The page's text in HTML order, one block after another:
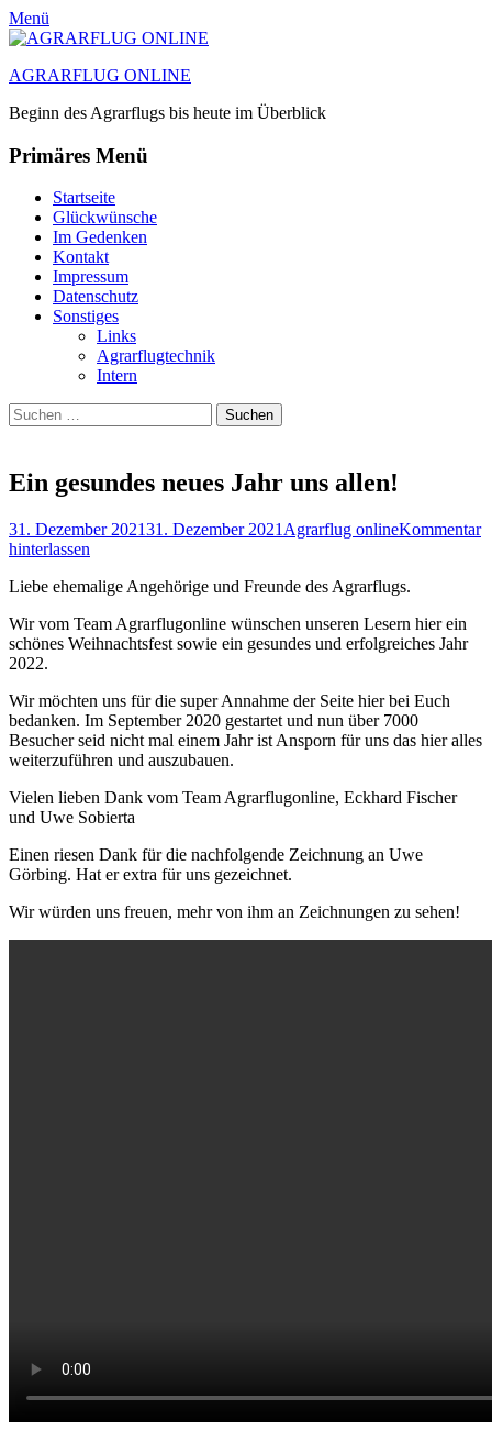
Menü
AGRARFLUG ONLINE
Beginn des Agrarflugs bis heute im Überblick
Primäres Menü
Zum
Inhalt
springen
Startseite
Glückwünsche
Im Gedenken
Kontakt
Impressum
Datenschutz
Sonstiges
Links
Agrarflugtechnik
Intern
Suchen
Suchen
nach:
Ein gesundes neues Jahr uns allen!
Posted
on
31. Dezember 202131. Dezember 2021 Autor
Agrarflug onlineKommentar
hinterlassen
Liebe ehemalige Angehörige und Freunde des Agrarflugs.
Wir vom Team Agrarflugonline wünschen unseren Lesern hier ein
schönes Weihnachtsfest sowie ein gesundes und erfolgreiches Jahr
2022.
Wir möchten uns für die super Annahme der Seite hier bei Euch
bedanken. Im September 2020 gestartet und nun über 7000
Besucher seid nicht mal einem Jahr ist Ansporn für uns das hier alles
weiterzuführen und auszubauen.
Vielen lieben Dank vom Team Agrarflugonline, Eckhard Fischer
und Uwe Sobierta
Einen riesen Dank für die nachfolgende Zeichnung an Uwe
Görbing. Hat er extra für uns gezeichnet.
Wir würden uns freuen, mehr von ihm an Zeichnungen zu sehen!